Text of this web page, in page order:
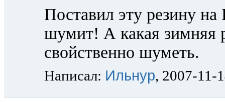
Поставил эту резину
шумит! А какая зимняя
свойственно шуметь.
Написал: Ильнур, 2007-11-